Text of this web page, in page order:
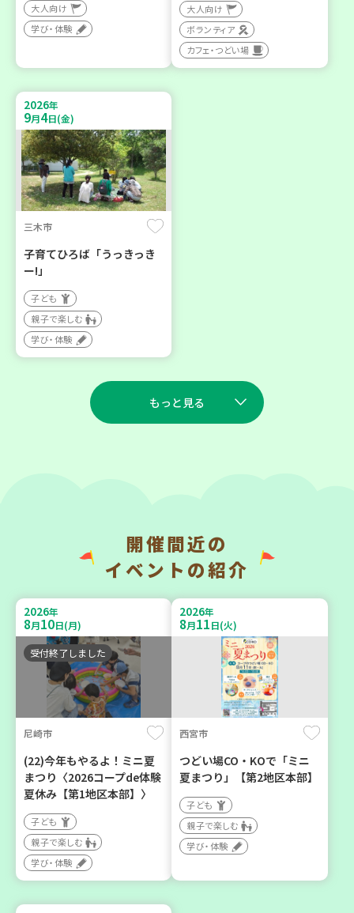
大人向け
学び・体験
大人向け
ボランティア
カフェ・つどい場
2026年
9月4日(金)
三木市
子育てひろば「うっきっき
ー!」
子ども
親子で楽しむ
学び・体験
もっと見る
デニングで暮らしに癒しを
～ ＜デモ講座＞
大人向け
学び・体験
トック ～いつもの食材で備
えよう～
大人向け
平和・防災
2026年
8月1日(土)
明石市
2026年８月度 「子育てひ
ら高砂エリア～ 【第6地
2026年
10月31
神戸市西区
開催間近の
イベントの紹介
2026年
8月10日(月)
受付終了しました
尼崎市
(22)今年もやるよ！ミニ夏
まつり〈2026コープde体験
夏休み【第1地区本部】〉
子ども
親子で楽しむ
学び・体験
2026年
8月11日(火)
西宮市
つどい場CO・KOで「ミニ
夏まつり」【第2地区本部】
子ども
親子で楽しむ
学び・体験